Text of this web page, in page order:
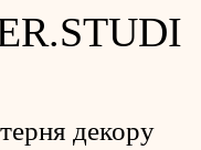
декору